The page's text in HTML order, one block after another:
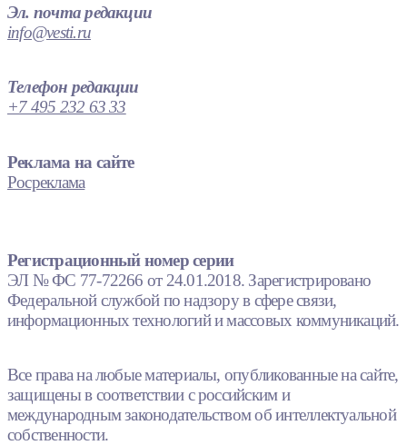
Эл. почта редакции
info@vesti.ru
Телефон редакции
+7 495 232 63 33
Реклама на сайте
Росреклама
Регистрационный номер серии
ЭЛ № ФС 77-72266 от 24.01.2018. Зарегистрировано
Федеральной службой по надзору в сфере связи,
информационных технологий и массовых коммуникаций.
Все права на любые материалы, опубликованные на сайте,
защищены в соответствии с российским и
международным законодательством об интеллектуальной
собственности.